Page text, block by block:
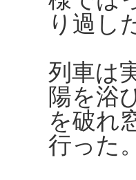
り過し
列車は
陽を浴
を破れ
行った。